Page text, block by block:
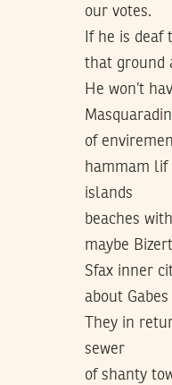
our votes.
If he is deaf
that ground
He won’t
of
hammam lif
islands
beaches
maybe
Sfax inner
about Gabes
They in
sewer
of shanty